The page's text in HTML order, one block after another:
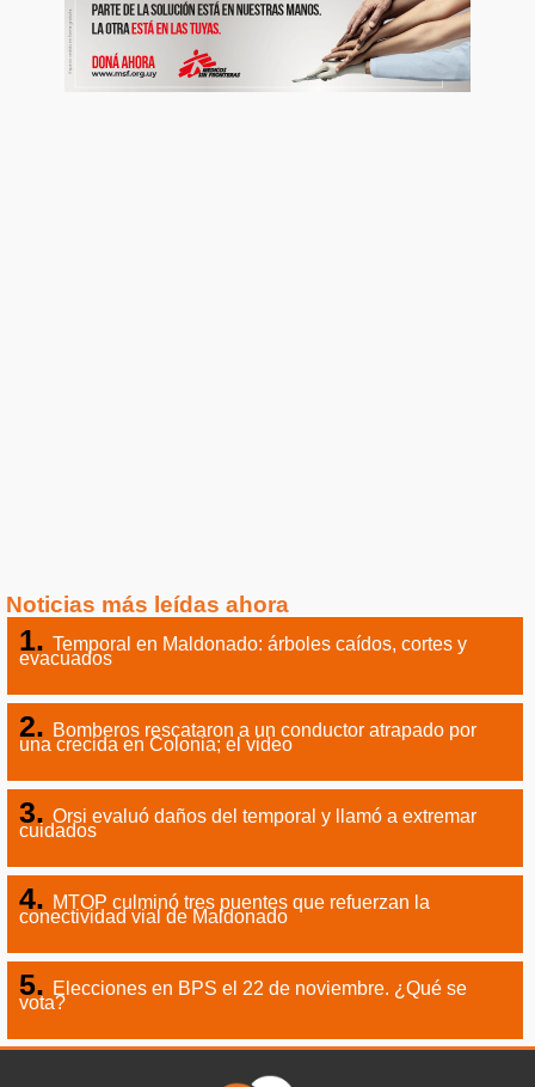
Noticias más leídas ahora
Temporal en Maldonado: árboles caídos, cortes y
evacuados
Bomberos rescataron a un conductor atrapado por
una crecida en Colonia; el video
Orsi evaluó daños del temporal y llamó a extremar
cuidados
MTOP culminó tres puentes que refuerzan la
conectividad vial de Maldonado
Elecciones en BPS el 22 de noviembre. ¿Qué se
vota?